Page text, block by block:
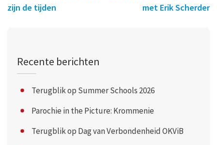
zijn de tijden
met Erik Scherder
Recente berichten
Terugblik op Summer Schools 2026
Parochie in the Picture: Krommenie
Terugblik op Dag van Verbondenheid OKViB